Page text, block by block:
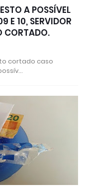
A POSSÍVEL
E 10, SERVIDOR
CORTADO.
cortado caso